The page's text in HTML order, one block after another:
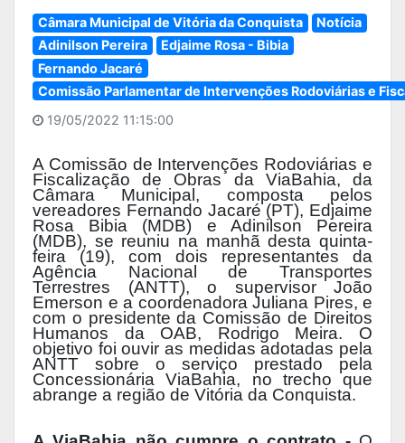
Câmara Municipal de Vitória da Conquista
Notícia
Adinilson Pereira
Edjaime Rosa - Bibia
Fernando Jacaré
Comissão Parlamentar de Intervenções Rodoviárias e
19/05/2022 11:15:00
A Comissão de Intervenções Rodoviárias e
Fiscalização de Obras da ViaBahia, da
Câmara Municipal, composta pelos
vereadores Fernando Jacaré (PT), Edjaime
Rosa Bibia (MDB) e Adinilson Pereira
(MDB), se reuniu na manhã desta quinta-
feira (19), com dois representantes da
Agência Nacional de Transportes
Terrestres (ANTT), o supervisor João
Emerson e a coordenadora Juliana Pires, e
com o presidente da Comissão de Direitos
Humanos da OAB, Rodrigo Meira. O
objetivo foi ouvir as medidas adotadas pela
ANTT sobre o serviço prestado pela
Concessionária ViaBahia, no trecho que
abrange a região de Vitória da Conquista.